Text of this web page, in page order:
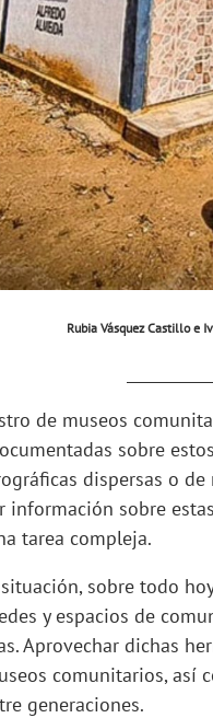
Rubia Vásquez Castillo e
de museos
sobre
dispersas o
información sobre
tarea compleja.
sobre todo
y espacios de
Aprovechar dichas
comunitarios, así
generaciones.